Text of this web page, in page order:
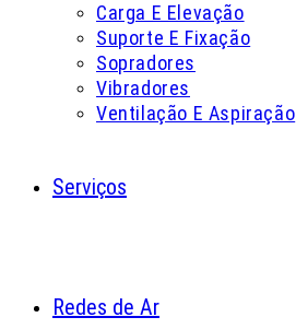
Carga E Elevação
Suporte E Fixação
Sopradores
Vibradores
Ventilação E Aspiração
Serviços
Redes de Ar